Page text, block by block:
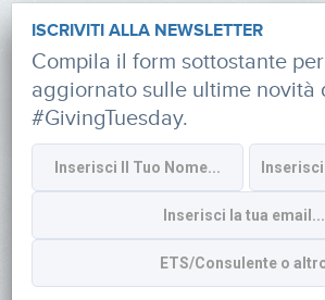
Tel: +39 02
CF:
SOCIAL
ISCRIVITI ALLA NEWSLETTER
Compila il form sottostante
aggiornato sulle ultime novità
#GivingTuesday.